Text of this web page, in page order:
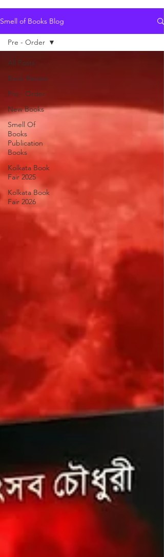
Smell of Books Blog
All Posts
Book Review
Pre - Order
New Books
Smell Of
Books
Publication
Books
Kolkata Book
Fair 2025
Kolkata Book
Fair 2026
Pre - Order